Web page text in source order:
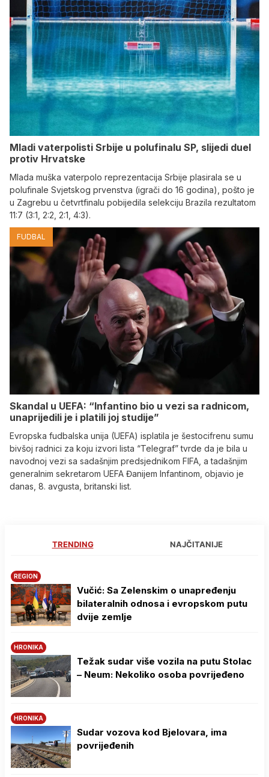
Mladi vaterpolisti Srbije u polufinalu SP, slijedi duel
protiv Hrvatske
Mlada muška vaterpolo reprezentacija Srbije plasirala se u
polufinale Svjetskog prvenstva (igrači do 16 godina), pošto je
u Zagrebu u četvrtfinalu pobijedila selekciju Brazila rezultatom
11:7 (3:1, 2:2, 2:1, 4:3).
FUDBAL
Skandal u UEFA: “Infantino bio u vezi sa radnicom,
unaprijedili je i platili joj studije”
Evropska fudbalska unija (UEFA) isplatila je šestocifrenu sumu
bivšoj radnici za koju izvori lista “Telegraf” tvrde da je bila u
navodnoj vezi sa sadašnjim predsjednikom FIFA, a tadašnjim
generalnim sekretarom UEFA Đanijem Infantinom, objavio je
danas, 8. avgusta, britanski list.
TRENDING NAJČITANIJE
REGION
Vučić: Sa Zelenskim o unapređenju
bilateralnih odnosa i evropskom putu
dvije zemlje
HRONIKA
Težak sudar više vozila na putu Stolac
– Neum: Nekoliko osoba povrijeđeno
HRONIKA
Sudar vozova kod Bjelovara, ima
povrijeđenih